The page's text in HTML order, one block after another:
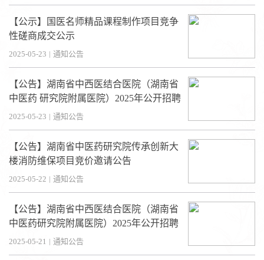
【公示】国医名师精品课程制作项目竞争
性磋商成交公示
2025-05-23 | 通知公告
【公告】湖南省中西医结合医院（湖南省
中医药 研究院附属医院）2025年公开招聘
面试和实际操作能力测试实施方案
2025-05-23 | 通知公告
【公告】湖南省中医药研究院传承创新大
楼消防维保项目竞价邀请公告
2025-05-22 | 通知公告
【公告】湖南省中西医结合医院（湖南省
中医药研究院附属医院）2025年公开招聘
B类岗位笔试成绩公示
2025-05-21 | 通知公告